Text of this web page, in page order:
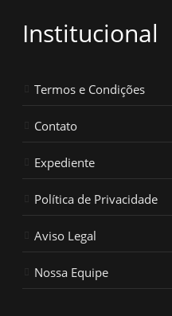
Institucional
Termos e Condições
Contato
Expediente
Política de Privacidade
Aviso Legal
Nossa Equipe